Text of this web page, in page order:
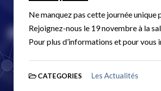
Ne manquez pas cette journée
Rejoignez-nous le 19 novembre à la
Pour plus d’informations et pour vous
CATEGORIES Les Actualités